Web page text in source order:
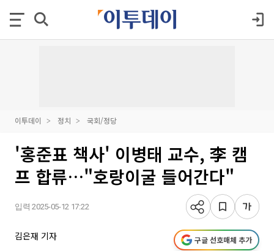
이투데이 정치 국회/정당
'홍준표 책사' 이병태 교수, 李 캠
프 합류…"호랑이굴 들어간다"
입력 2025-05-12 17:22
김은재 기자 구글 선호매체 추가